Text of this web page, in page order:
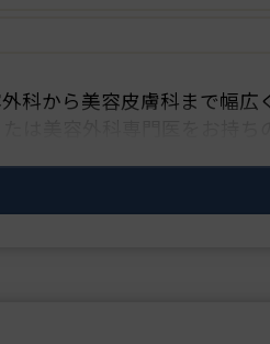
科から美容皮膚科まで幅広
専門に行っており、高い